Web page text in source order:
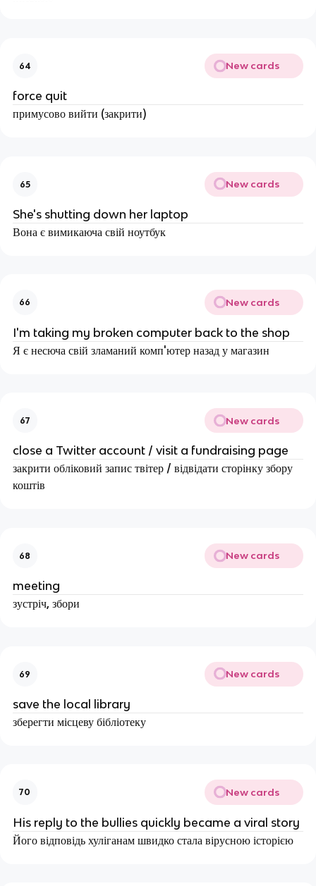
64 New cards
force quit
примусово вийти (закрити)
65 New cards
She's shutting down her laptop
Вона є вимикаюча свій ноутбук
66 New cards
I'm taking my broken computer back to the shop
Я є несюча свій зламаний комп'ютер назад у магазин
67 New cards
close a Twitter account / visit a fundraising page
закрити обліковий запис твітер / відвідати сторінку збору
коштів
68 New cards
meeting
зустріч, збори
69 New cards
save the local library
зберегти місцеву бібліотеку
70 New cards
His reply to the bullies quickly became a viral story
Його відповідь хуліганам швидко стала вірусною історією